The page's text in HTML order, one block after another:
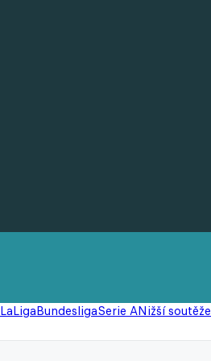
LaLigaBundesligaSerie ANižší soutěže